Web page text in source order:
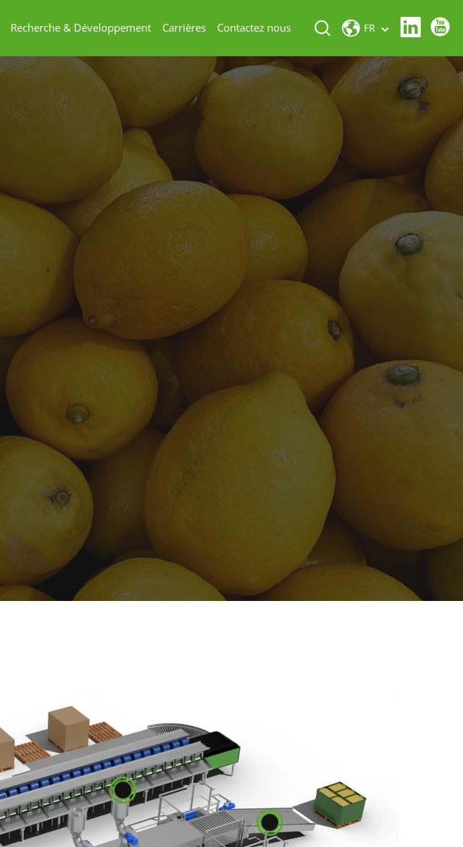
Recherche & Développement Carrières Contactez nous FR